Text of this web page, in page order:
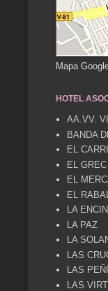
Mapa
HOTEL
AA.VV.
BANDA
EL
EL GREC
EL
EL RABAL
LA
LA PAZ
LA
LAS
LAS
LAS